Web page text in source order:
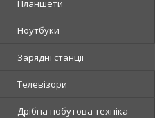
Планшети
Ноутбуки
Зарядні станції
Телевізори
Дрібна побутова техніка